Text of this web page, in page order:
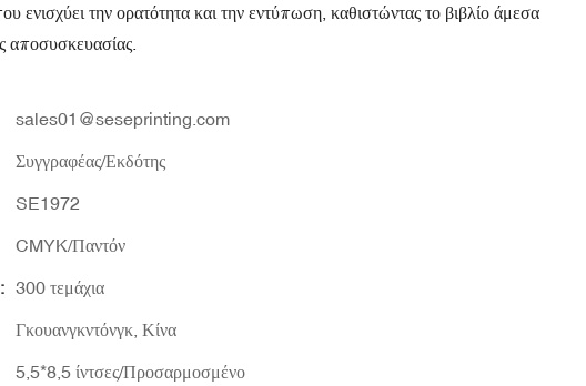
ενισχύει την ορατότητα και την εντύπωση, καθιστώντας το βιβλίο άμεσα
αποσυσκευασίας.
sales01@seseprinting.com
Συγγραφέας/Εκδότης
SE1972
CMYK/Παντόν
300 τεμάχια
Γκουανγκντόνγκ, Κίνα
5,5*8,5 ίντσες/Προσαρμοσμένο